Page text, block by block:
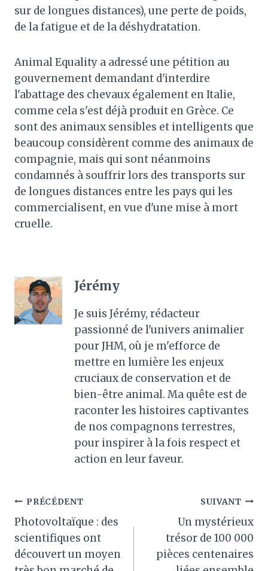
sur de longues distances), une perte de poids,
de la fatigue et de la déshydratation.
Animal Equality a adressé une pétition au
gouvernement demandant d'interdire
l'abattage des chevaux également en Italie,
comme cela s'est déjà produit en Grèce. Ce
sont des animaux sensibles et intelligents que
beaucoup considèrent comme des animaux de
compagnie, mais qui sont néanmoins
condamnés à souffrir lors des transports sur
de longues distances entre les pays qui les
commercialisent, en vue d'une mise à mort
cruelle.
Jérémy
Je suis Jérémy, rédacteur
passionné de l'univers animalier
pour JHM, où je m'efforce de
mettre en lumière les enjeux
cruciaux de conservation et de
bien-être animal. Ma quête est de
raconter les histoires captivantes
de nos compagnons terrestres,
pour inspirer à la fois respect et
action en leur faveur.
Navigation
de
l’article
PRÉCÉDENT
Photovoltaïque : des
scientifiques ont
découvert un moyen
SUIVANT
Un mystérieux
trésor de 100 000
pièces centenaires